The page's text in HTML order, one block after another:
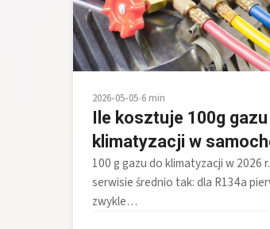
2026-05-05•6 min
Ile kosztuje 100g
klimatyzacji w
100 g gazu do klimatyzacji w 2026
serwisie średnio tak: dla R134a
zwykle…